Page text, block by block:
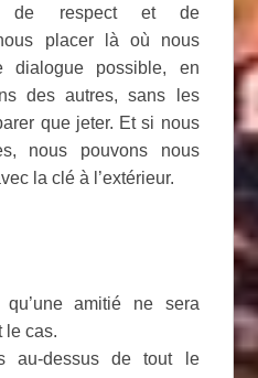
de respect et de
placer là où nous
dialogue possible, en
des autres, sans les
que jeter. Et si nous
nous pouvons nous
la clé à l’extérieur.
amitié ne sera
le cas.
au-dessus de tout le